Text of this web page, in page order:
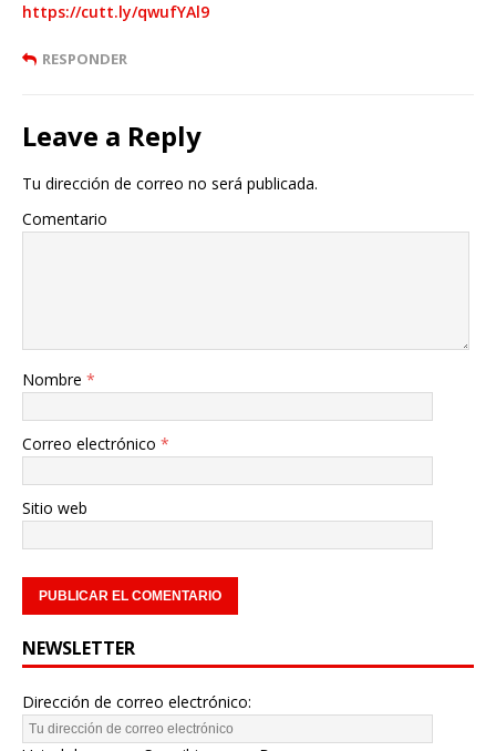
https://cutt.ly/qwufYAl9
RESPONDER
Leave a Reply
Tu dirección de correo no será publicada.
Comentario
Nombre *
Correo electrónico *
Sitio web
NEWSLETTER
Dirección de correo electrónico: